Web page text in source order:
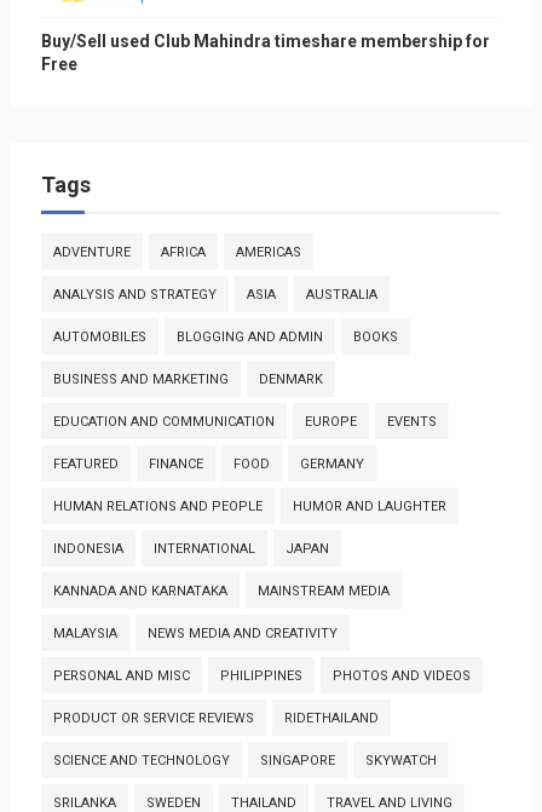
Buy/Sell used Club Mahindra timeshare membership for
Free
Tags
ADVENTURE AFRICA AMERICAS
ANALYSIS AND STRATEGY ASIA AUSTRALIA
AUTOMOBILES BLOGGING AND ADMIN BOOKS
BUSINESS AND MARKETING DENMARK
EDUCATION AND COMMUNICATION EUROPE EVENTS
FEATURED FINANCE FOOD GERMANY
HUMAN RELATIONS AND PEOPLE HUMOR AND LAUGHTER
INDONESIA INTERNATIONAL JAPAN
KANNADA AND KARNATAKA MAINSTREAM MEDIA
MALAYSIA NEWS MEDIA AND CREATIVITY
PERSONAL AND MISC PHILIPPINES PHOTOS AND VIDEOS
PRODUCT OR SERVICE REVIEWS RIDETHAILAND
SCIENCE AND TECHNOLOGY SINGAPORE SKYWATCH
SRILANKA SWEDEN THAILAND TRAVEL AND LIVING